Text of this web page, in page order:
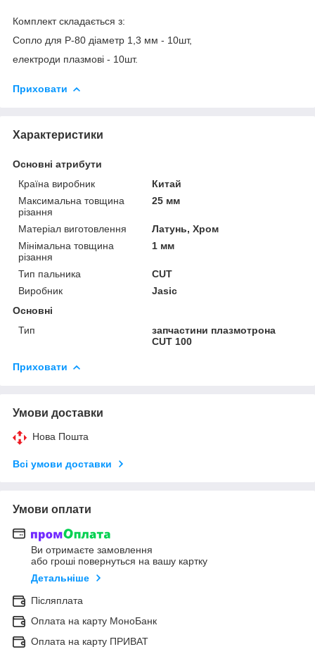
Комплект складається з:
Сопло для Р-80 діаметр 1,3 мм - 10шт,
електроди плазмові - 10шт.
Приховати
Характеристики
Основні атрибути
Країна виробник
Китай
Максимальна товщина
різання
25 мм
Матеріал виготовлення
Латунь, Хром
Мінімальна товщина
різання
1 мм
Тип пальника
CUT
Виробник
Jasic
Основні
Тип
запчастини плазмотрона
CUT 100
Приховати
Умови доставки
Нова Пошта
Всі умови доставки
Умови оплати
Ви отримаєте замовлення
або гроші повернуться на вашу картку
Детальніше
Післяплата
Оплата на карту МоноБанк
Оплата на карту ПРИВАТ